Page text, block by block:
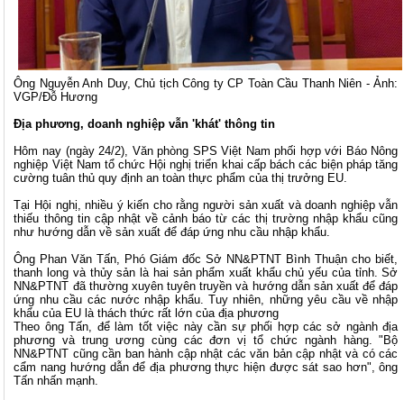
Ông Nguyễn Anh Duy, Chủ tịch Công ty CP Toàn Cầu Thanh Niên - Ảnh:
VGP/Đỗ Hương
Địa phương, doanh nghiệp vẫn 'khát' thông tin
Hôm nay (ngày 24/2), Văn phòng SPS Việt Nam phối hợp với Báo Nông
nghiệp Việt Nam tổ chức Hội nghị triển khai cấp bách các biện pháp tăng
cường tuân thủ quy định an toàn thực phẩm của thị trưởng EU.
Tại Hội nghị, nhiều ý kiến cho rằng người sản xuất và doanh nghiệp vẫn
thiếu thông tin cập nhật về cảnh báo từ các thị trường nhập khẩu cũng
như hướng dẫn về sản xuất để đáp ứng nhu cầu nhập khẩu.
Ông Phan Văn Tấn, Phó Giám đốc Sở NN&PTNT Bình Thuận cho biết,
thanh long và thủy sản là hai sản phẩm xuất khẩu chủ yếu của tỉnh. Sở
NN&PTNT đã thường xuyên tuyên truyền và hướng dẫn sản xuất để đáp
ứng nhu cầu các nước nhập khẩu. Tuy nhiên, những yêu cầu về nhập
khẩu của EU là thách thức rất lớn của địa phương
Theo ông Tấn, để làm tốt việc này cần sự phối hợp các sở ngành địa
phương và trung ương cùng các đơn vị tổ chức ngành hàng. "Bộ
NN&PTNT cũng cần ban hành cập nhật các văn bản cập nhật và có các
cẩm nang hướng dẫn để địa phương thực hiện được sát sao hơn", ông
Tấn nhấn mạnh.